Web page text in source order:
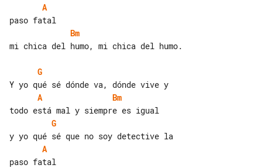
A
Bm
mi chica del humo, mi chica del humo.
G
A
Bm
G
A